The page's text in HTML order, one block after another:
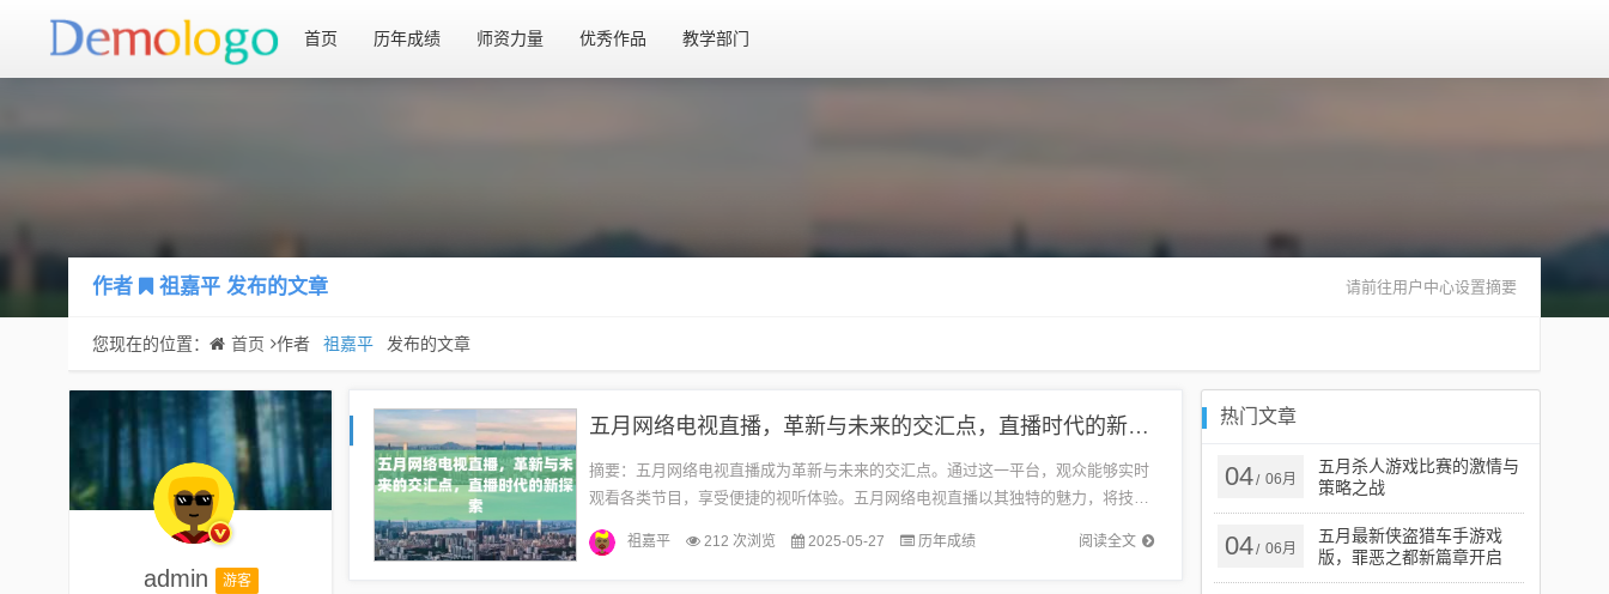
首页 历年成绩 师资力量 优秀作品 教学部门
作者 祖嘉平 发布的文章 请前往用户中心设置摘要
您现在的位置： 首页 作者 祖嘉平 发布的文章
admin 游客
五月网络电视直播，革新与未来的交汇点，直播时代的新探索
摘要：五月网络电视直播成为革新与未来的交汇点。通过这一平台，观众能够实时
观看各类节目，享受便捷的视听体验。五月网络电视直播以其独特的魅力，将技术
与内容相结合，引领观众领略未来的可能性。这场直播活动不仅展示了最新的技
术...
阅读全文
祖嘉平 212 次浏览 2025-05-27 历年成绩
热门文章
04/ 06月
五月杀人游戏比赛的激情与
策略之战
04/ 06月
五月最新侠盗猎车手游戏
版，罪恶之都新篇章开启